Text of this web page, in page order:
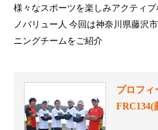
様々なスポーツを楽しみアクティ
ノバリュー人 今回は神奈川県藤沢
ニングチームをご紹介
プロフ
FRC134(